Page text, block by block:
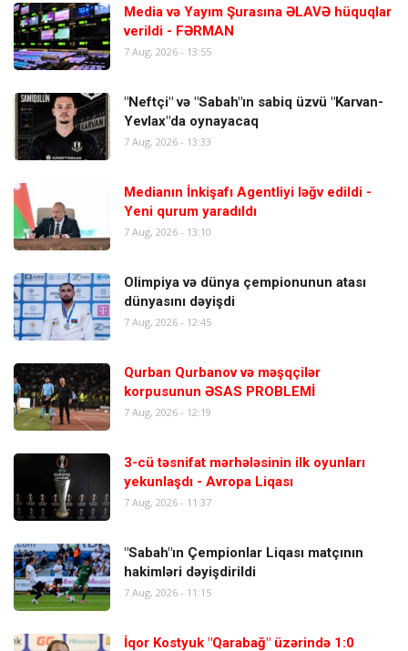
Media və Yayım Şurasına ƏLAVƏ hüquqlar
verildi - FƏRMAN
7 Aug, 2026 - 13:55
"Neftçi" və "Sabah"ın sabiq üzvü "Karvan-
Yevlax"da oynayacaq
7 Aug, 2026 - 13:33
Medianın İnkişafı Agentliyi ləğv edildi -
Yeni qurum yaradıldı
7 Aug, 2026 - 13:10
Olimpiya və dünya çempionunun atası
dünyasını dəyişdi
7 Aug, 2026 - 12:45
Qurban Qurbanov və məşqçilər
korpusunun ƏSAS PROBLEMİ
7 Aug, 2026 - 12:19
3-cü təsnifat mərhələsinin ilk oyunları
yekunlaşdı - Avropa Liqası
7 Aug, 2026 - 11:37
"Sabah"ın Çempionlar Liqası matçının
hakimləri dəyişdirildi
7 Aug, 2026 - 11:15
İqor Kostyuk "Qarabağ" üzərində 1:0